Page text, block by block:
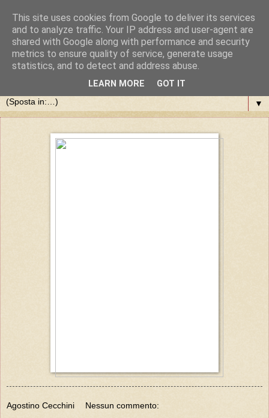
▼
Agostino Cecchini Nessun commento:
This site uses cookies from Google to deliver its services
and to analyze traffic. Your IP address and user-agent are
shared with Google along with performance and security
metrics to ensure quality of service, generate usage
statistics, and to detect and address abuse.
LEARN MORE GOT IT